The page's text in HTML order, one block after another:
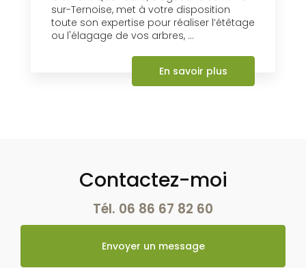
sur-Ternoise, met à votre disposition
toute son expertise pour réaliser l’étêtage
ou l'élagage de vos arbres, ...
En savoir plus
Contactez-moi
Tél. 06 86 67 82 60
Envoyer un message